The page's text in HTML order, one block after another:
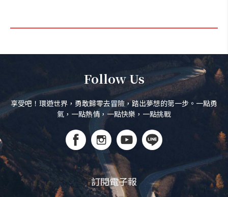
Follow Us
享受吧！環遊世界，勇敢歸零去冒險，踏出夢想的第一步。一點勇
氣，一點熱情，一點快樂，一點挑戰
訂閱電子報